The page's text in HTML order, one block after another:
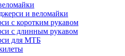
и веломайки
с коротким рукавом
с длинным рукавом
для МТБ